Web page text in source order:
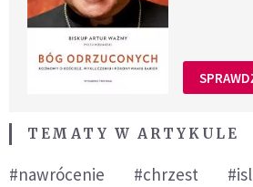
TEMATY W ARTYKULE
#nawrócenie #chrzest